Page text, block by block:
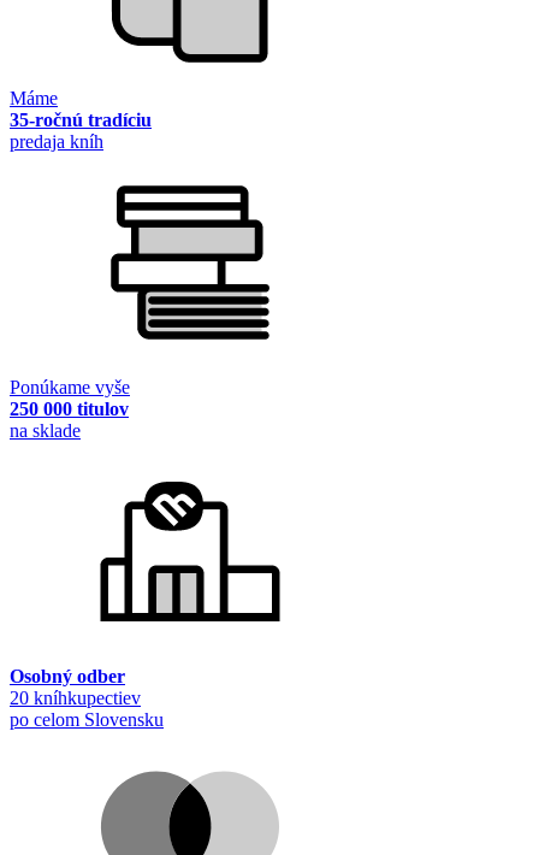
Máme
35-ročnú tradíciu
predaja kníh
Ponúkame vyše
250 000 titulov
na sklade
Osobný odber
20 kníhkupectiev
po celom Slovensku